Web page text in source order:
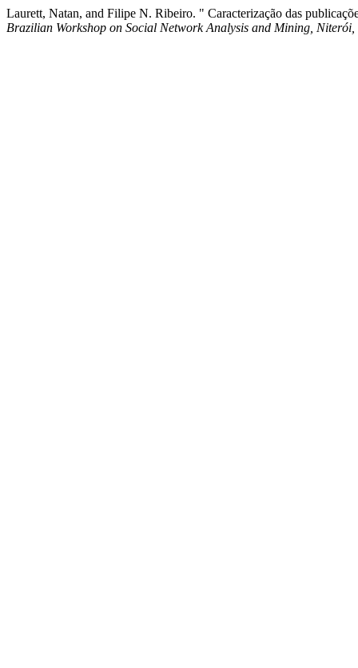
Laurett, Natan, and Filipe N. Ribeiro. " Caracterização das
Brazilian Workshop on Social Network Analysis and Mining, Niterói,